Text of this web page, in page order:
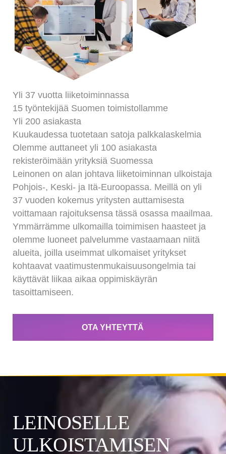
Yli 37 vuotta liiketoiminnassa
15 työntekijää Suomen toimistollamme
Yli 200 asiakasta
Kuukaudessa tuotetaan satoja palkkalaskelmia
Olemme auttaneet yli 100 asiakasta
rekisteröimään yrityksiä Suomessa
Leinonen on alan johtava liiketoiminnan ulkoistaja
Pohjois-, Keski- ja Itä-Euroopassa. Meillä on yli
37 vuoden kokemus yritysten auttamisesta
voittamaan rajoituksensa tässä osassa maailmaa.
Ymmärrämme ulkomailla toimimisen haasteet ja
olemme luoneet palvelumme vastaamaan niitä
alueita, joilla useimmat ulkomaiset yritykset
kohtaavat vaatimustenmukaisuusongelmia tai
käyttävät liikaa aikaa oppimiskäyrän
tasoittamiseen.
OTA YHTEYTTÄ
LEINOSELLE
ULKOISTAMISEN